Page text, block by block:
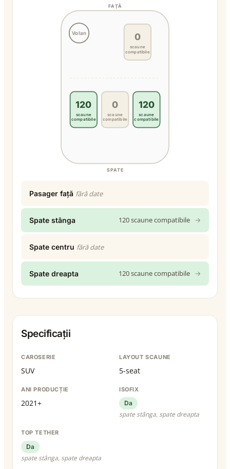
Volan
FAȚĂ
SPATE
0
scaune
compatibile
120
scaune
compatibile
0
scaune
compatibile
120
scaune
compatibile
Pasager față fără date
Spate stânga 120 scaune compatibile →
Spate centru fără date
Spate dreapta 120 scaune compatibile →
Specificații
CAROSERIE
SUV
LAYOUT SCAUNE
5-seat
ANI PRODUCȚIE
2021+
ISOFIX
Da
spate stânga, spate dreapta
TOP TETHER
Da
spate stânga, spate dreapta